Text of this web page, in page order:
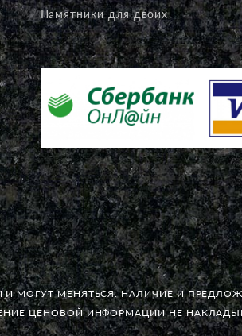
Памятники для двоих
МОГУТ МЕНЯТЬСЯ. НАЛИЧИЕ И
ЦЕНОВОЙ ИНФОРМАЦИИ НЕ